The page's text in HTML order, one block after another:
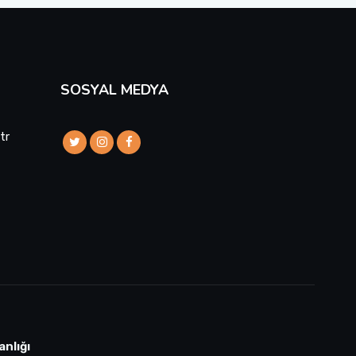
SOSYAL MEDYA